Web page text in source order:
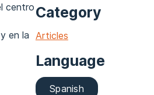
centro
en la
Category
Articles
Language
Spanish